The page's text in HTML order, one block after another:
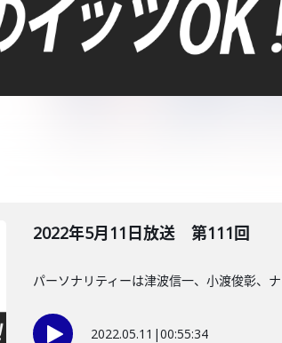
2022年5月11日放送 第111回
パーソナリティーは津波信一、小渡俊彰、
2022.05.11 |00:55:34